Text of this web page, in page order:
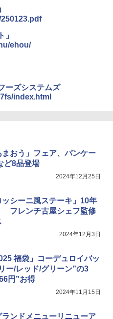
of the Distillery 2026 化粧箱
ル 350ml×24本 サントリー ウ
ットル
だし麺 千葉県産はまぐりだ
めん 108g×10袋 保存食 備蓄
ドル カップヌードルPRO シ
ヌードル 高たんぱく&低糖質 さ
控えめ 78g×12個
個
一人暮らし 二人暮らし スチ
フラットテーブル トースト機
小型 新生活 一人暮らし 二人暮
ミリー
ウォーターオーブン ヘルシオ
ブラック 30L 2段調理 コンベ
トースト機能
」
ehou/
ーズシステムズ
index.html
おう」フェア、パンケー
ど8品登場
2024年12月25日
シーニ風ステーキ」10年
フレンチ古屋シェフ監修
2024年12月3日
福袋」コーデュロイバッ
ー/レッド/グリーン”の3
円”お得
2024年11月15日
ンドメニューリニューア